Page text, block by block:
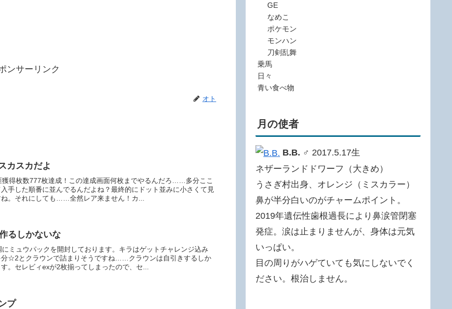
ンサーリンク
オト
カスカだよ
獲得枚数777枚達成！この達成画面何枚までやるんだろ……多分ここ
手した順番に並んでるんだよね？最終的にドット並みに小さくて見
。それにしても……全然レア来ません！カ...
るしかないな
ミュウパックを開封しております。キラはゲットチャレンジ込み
分☆2とクラウンで詰まりそうですね……クラウンは自引きするしか
。セレビィexが2枚揃ってしまったので、セ...
プ
GE
なめこ
ポケモン
モンハン
刀剣乱舞
乗馬
日々
青い食べ物
月の使者
B.B. ♂ 2017.5.17生
ネザーランドドワーフ（大きめ）
うさぎ村出身、オレンジ（ミスカラー）
鼻が半分白いのがチャームポイント。
2019年遺伝性歯根過長により鼻涙管閉塞
発症。涙は止まりませんが、身体は元気
いっぱい。
目の周りがハゲていても気にしないでく
ださい。根治しません。